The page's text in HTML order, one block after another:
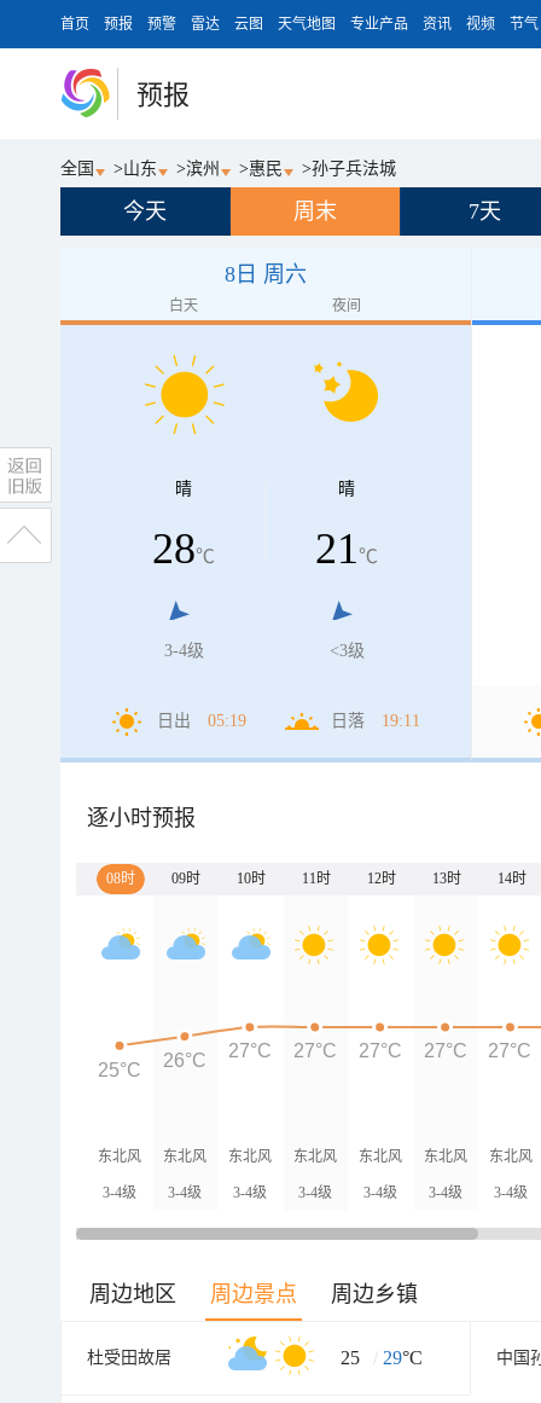
首页 预报 预警 雷达 云图 天气地图 专业产品 资讯 视频 节气
预报
全国 >山东 >滨州 >惠民 >孙子兵法城
今天 周末 7天
8日 周六
白天 夜间
晴
28℃
3-4级
晴
21℃
<3级
日出 05:19 日落 19:11
逐小时预报
08时 09时 10时 11时 12时 13时 14时
东北风
3-4级
东北风
3-4级
东北风
3-4级
东北风
3-4级
东北风
3-4级
东北风
3-4级
东北风
3-4级
25°C 26°C 27°C 27°C 27°C 27°C 27°C
周边地区 周边景点 周边乡镇
杜受田故居 25 / 29°C